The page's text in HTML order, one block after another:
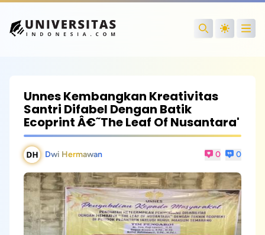
Search
Unnes Kembangkan Kreativitas
Santri Difabel Dengan Batik
Ecoprint Â€˜The Leaf Of Nusantara'
Dwi Hermawan 0 0